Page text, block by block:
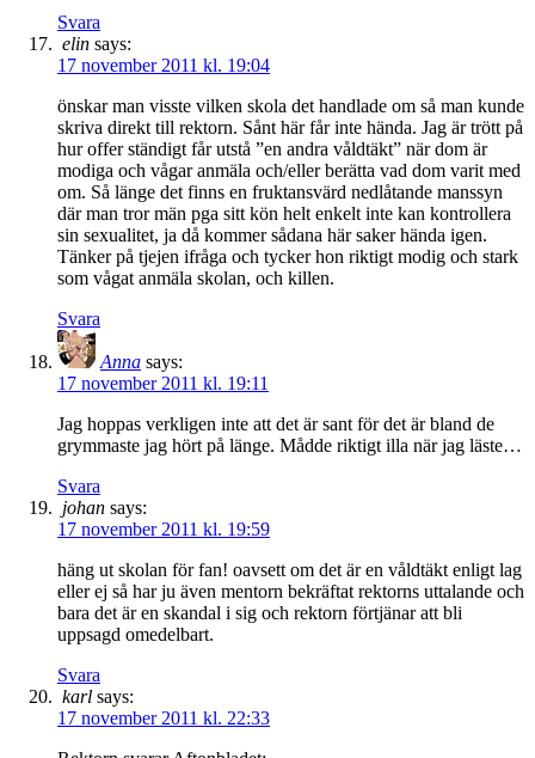
Svara
elin says:
17 november 2011 kl. 19:04
önskar man visste vilken skola det handlade om så man kunde
skriva direkt till rektorn. Sånt här får inte hända. Jag är trött på
hur offer ständigt får utstå ”en andra våldtäkt” när dom är
modiga och vågar anmäla och/eller berätta vad dom varit med
om. Så länge det finns en fruktansvärd nedlåtande manssyn
där man tror män pga sitt kön helt enkelt inte kan kontrollera
sin sexualitet, ja då kommer sådana här saker hända igen.
Tänker på tjejen ifråga och tycker hon riktigt modig och stark
som vågat anmäla skolan, och killen.
Svara
Anna says:
17 november 2011 kl. 19:11
Jag hoppas verkligen inte att det är sant för det är bland de
grymmaste jag hört på länge. Mådde riktigt illa när jag läste…
Svara
johan says:
17 november 2011 kl. 19:59
häng ut skolan för fan! oavsett om det är en våldtäkt enligt lag
eller ej så har ju även mentorn bekräftat rektorns uttalande och
bara det är en skandal i sig och rektorn förtjänar att bli
uppsagd omedelbart.
Svara
karl says:
17 november 2011 kl. 22:33